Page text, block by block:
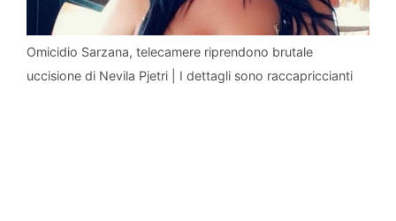
Omicidio Sarzana, telecamere riprendono brutale
uccisione di Nevila Pjetri | I dettagli sono raccapriccianti